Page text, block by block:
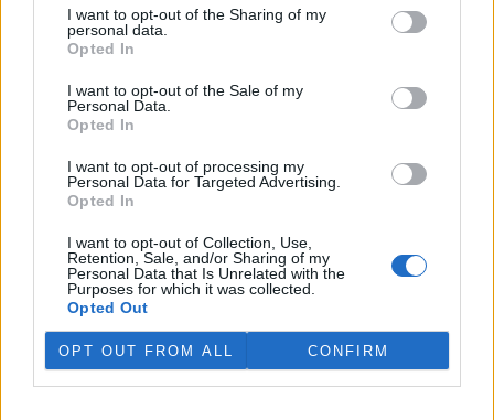
I want to opt-out of the Sharing of my
personal data.
Opted In
I want to opt-out of the Sale of my
Personal Data.
Opted In
I want to opt-out of processing my
Personal Data for Targeted Advertising.
Opted In
I want to opt-out of Collection, Use,
Retention, Sale, and/or Sharing of my
Personal Data that Is Unrelated with the
Purposes for which it was collected.
Opted Out
OPT OUT FROM ALL CONFIRM
Náklady na péči přesáhnou 100 000 korun, uvedlo na svémwebu
zařízení, které je součástí sítě Pet Heroes.
Kvůli nízké hladině vody je zakázaný rybolov na nádrži
na Teplicku
Kvůli nízké hladině vody je
dočasně zakázaný rybolov na
umístili přístroje do Modlanské
nádrže ve stejném okresu. Vodu pomáhá provzdušňovat technika.
Loni v rybníku uhynuly čtyři tuny ryb. Kontroly kolem revírů jsou
přes léto častější, mnohdy se ale ztrátám předejít nedá. ČTK o tom
informoval mluvčí severočeských rybářů Jan Skalský.
V září začne dvouletá rozsáhlá oprava Veseckého